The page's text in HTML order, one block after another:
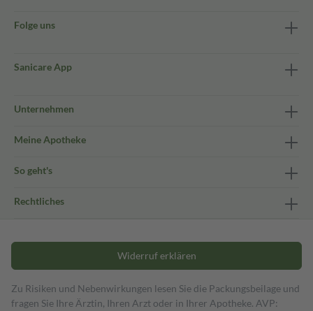
Folge uns
Sanicare App
Unternehmen
Meine Apotheke
So geht's
Rechtliches
Widerruf erklären
Zu Risiken und Nebenwirkungen lesen Sie die Packungsbeilage und
fragen Sie Ihre Ärztin, Ihren Arzt oder in Ihrer Apotheke. AVP: